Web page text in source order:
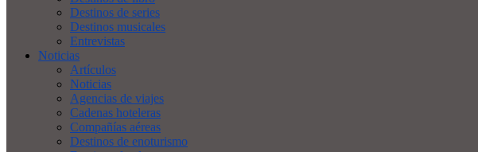
Destinos de series
Destinos musicales
Entrevistas
Noticias
Artículos
Noticias
Agencias de viajes
Cadenas hoteleras
Compañías aéreas
Destinos de enoturismo